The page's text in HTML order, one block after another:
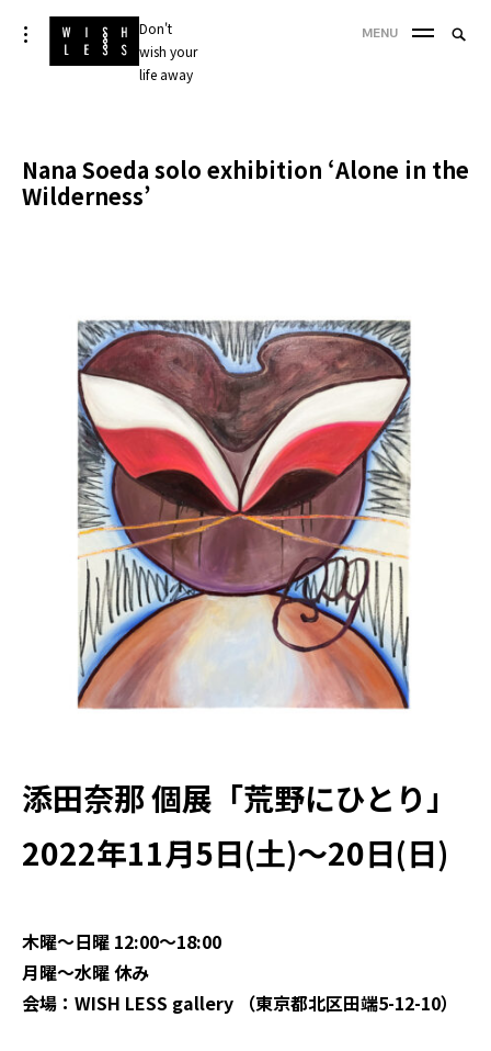
Skip
to
Don't
wish your
life away
toggle
open/close
sidebar
MENU
Nana Soeda solo exhibition ‘Alone in the
Wilderness’
添田奈那 個展「荒野にひとり」
2022年11月5日(土)～20日(日)
木曜～日曜 12:00～18:00
月曜～水曜 休み
会場：WISH LESS gallery （東京都北区田端5-12-10）